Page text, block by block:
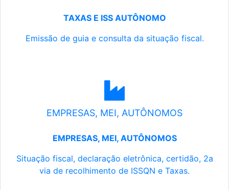
TAXAS E ISS AUTÔNOMO
Emissão de guia e consulta da situação fiscal.
EMPRESAS, MEI, AUTÔNOMOS
EMPRESAS, MEI, AUTÔNOMOS
Situação fiscal, declaração eletrônica, certidão, 2a
via de recolhimento de ISSQN e Taxas.